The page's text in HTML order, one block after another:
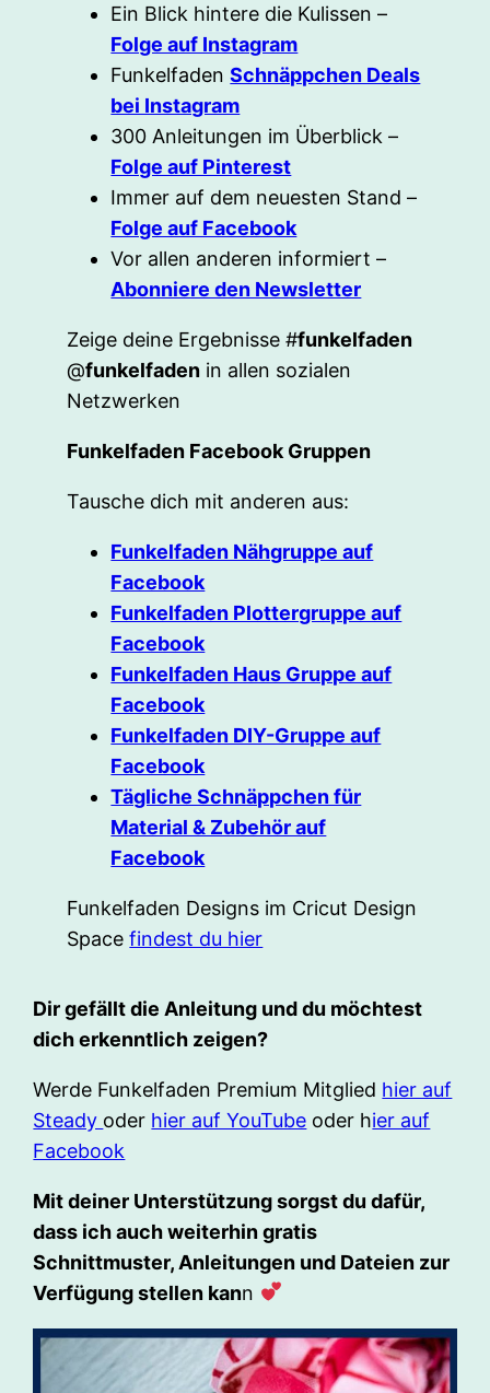
Ein Blick hintere die Kulissen –
Folge auf Instagram
FunkelfadenSchnäppchen Deals
bei Instagram
300 Anleitungen im Überblick –
Folge auf Pinterest
Immer auf dem neuesten Stand –
Folge auf Facebook
Vor allen anderen informiert –
Abonniere den Newsletter
Zeige deine Ergebnisse #funkelfaden
@funkelfaden in allen sozialen
Netzwerken
Funkelfaden Facebook Gruppen
Tausche dich mit anderen aus:
Funkelfaden Nähgruppe auf
Facebook
Funkelfaden Plottergruppe auf
Facebook
Funkelfaden Haus Gruppe auf
Facebook
Funkelfaden DIY-Gruppe auf
Facebook
Tägliche Schnäppchen für
Material & Zubehör auf
Facebook
Funkelfaden Designs im Cricut Design
Spacefindest du hier
Dir gefällt die Anleitung und du möchtest
dich erkenntlich zeigen?
Werde Funkelfaden Premium Mitglied hier auf
Steady oder hier auf YouTube oder hier auf
Facebook
Mit deiner Unterstützung sorgst du dafür,
dass ich auch weiterhin gratis
Schnittmuster, Anleitungen und Dateien zur
Verfügung stellen kann